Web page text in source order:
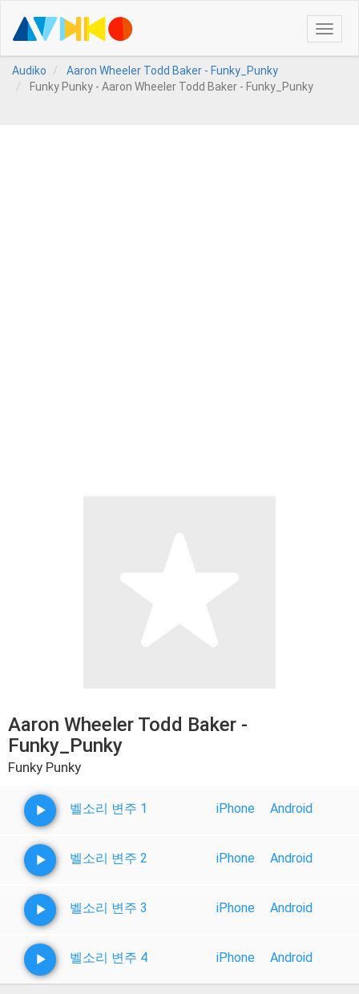
Toggle
Audiko
Aaron Wheeler Todd Baker - Funky_Punky
Funky Punky - Aaron Wheeler Todd Baker - Funky_Punky
Aaron Wheeler Todd Baker -
Funky_Punky
Funky Punky
벨소리 변주 1 iPhone Android
벨소리 변주 2 iPhone Android
벨소리 변주 3 iPhone Android
벨소리 변주 4 iPhone Android